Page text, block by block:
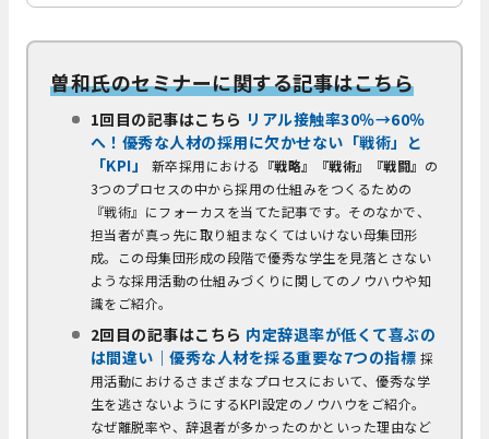
曽和氏のセミナーに関する記事はこちら
1回目の記事はこちら リアル接触率30％→60％
へ！優秀な人材の採用に欠かせない「戦術」と
「KPI」
新卒採用における 『戦略』『戦術』『戦闘』 の
3つのプロセスの中から採用の仕組みをつくるための
『戦術』にフォーカスを当てた記事です。そのなかで、
担当者が真っ先に取り組まなくてはいけない母集団形
成。この母集団形成の段階で優秀な学生を見落とさない
ような採用活動の仕組みづくりに関してのノウハウや知
識をご紹介。
2回目の記事はこちら 内定辞退率が低くて喜ぶの
は間違い｜優秀な人材を採る重要な7つの指標 採
用活動におけるさまざまなプロセスにおいて、優秀な学
生を逃さないようにするKPI設定のノウハウをご紹介。
なぜ離脱率や、辞退者が多かったのかといった理由など